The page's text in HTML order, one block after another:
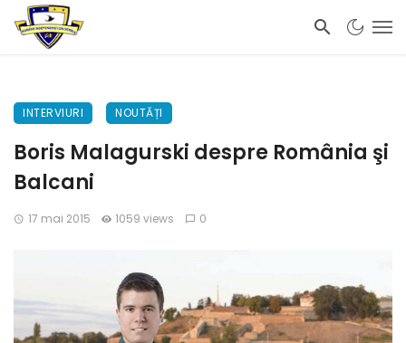
INTERVIURI NOUTĂȚI
Boris Malagurski despre România şi
Balcani
17 mai 2015 1059 views 0